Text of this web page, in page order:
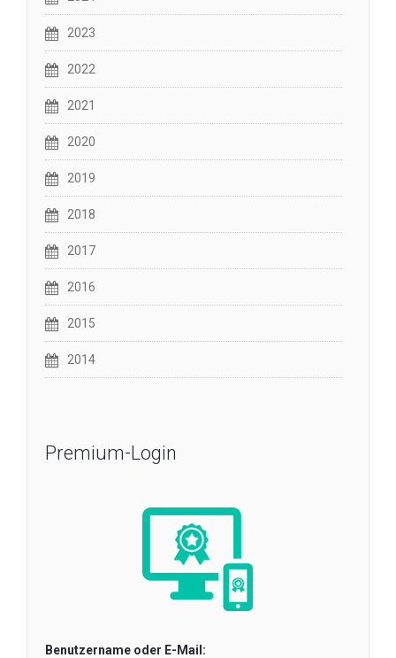
2023
2022
2021
2020
2019
2018
2017
2016
2015
2014
Premium-Login
Benutzername oder E-Mail: